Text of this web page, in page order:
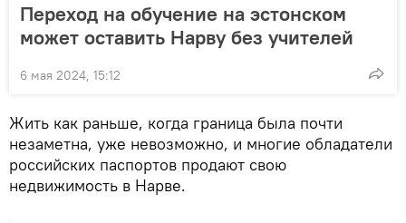
Переход на обучение на эстонском
может оставить Нарву без учителей
6 мая 2024, 15:12
Жить как раньше, когда граница была почти
незаметна, уже невозможно, и многие обладатели
российских паспортов продают свою
недвижимость в Нарве.